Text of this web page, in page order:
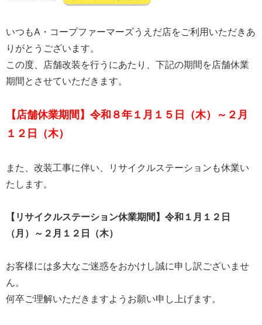
いつもA・コープファーマーズうえだ店をご利用いただきあ
りがとうございます。
この度、店舗改装を行うにあたり、下記の期間を店舗休業
期間とさせていただきます。
【店舗休業期間】令和８年１月１５日（木）～２月
１２日（木）
また、改装工事に伴い、
リサイクルステーションも休業い
たします。
【リサイクルステーション休業期間】令和１月１２日
（月）～２月１２日（木）
お客様には多大なご迷惑をおかけし誠に申し訳ございませ
ん。
何卒ご理解いただきますようお願い申し上げます。